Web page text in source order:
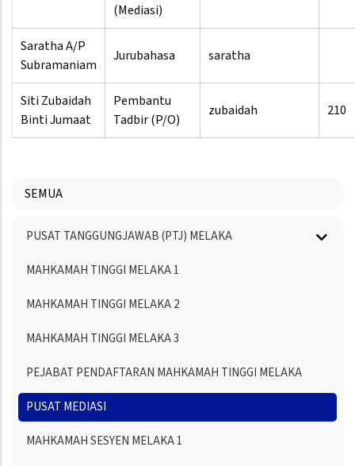
(Mediasi)
Saratha A/P
Subramaniam
Jurubahasa saratha
Siti Zubaidah
Binti Jumaat
Pembantu
Tadbir (P/O)
zubaidah 210
SEMUA
Menu
PUSAT TANGGUNGJAWAB (PTJ) MELAKA
MAHKAMAH TINGGI MELAKA 1
MAHKAMAH TINGGI MELAKA 2
MAHKAMAH TINGGI MELAKA 3
PEJABAT PENDAFTARAN MAHKAMAH TINGGI MELAKA
PUSAT MEDIASI
MAHKAMAH SESYEN MELAKA 1